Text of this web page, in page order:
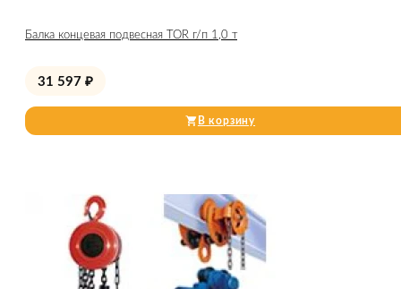
Балка концевая подвесная TOR г/п 1,0 т
31 597 ₽
В корзину